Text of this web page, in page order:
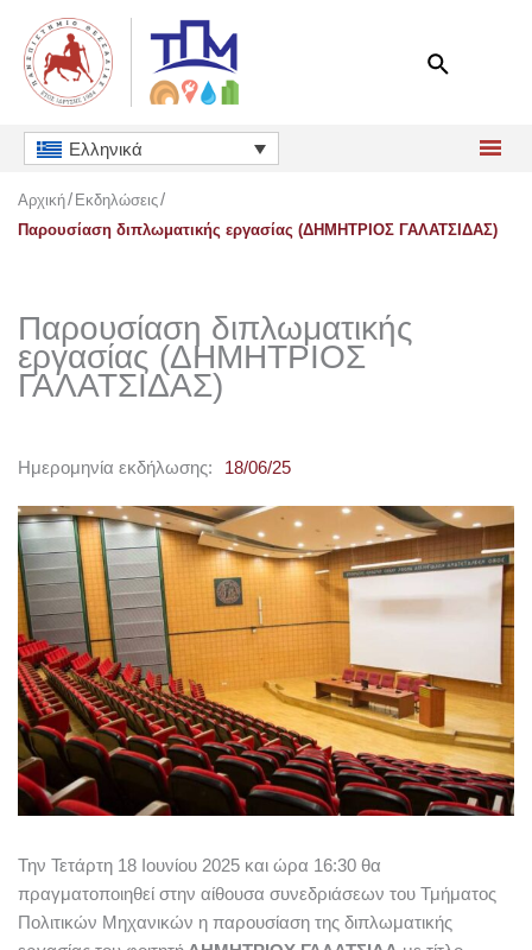
περιεχόμενο
Ελληνικά
Αρχική Εκδηλώσεις
Παρουσίαση διπλωματικής εργασίας (ΔΗΜΗΤΡΙΟΣ ΓΑΛΑΤΣΙΔΑΣ)
Παρουσίαση διπλωματικής
εργασίας (ΔΗΜΗΤΡΙΟΣ
ΓΑΛΑΤΣΙΔΑΣ)
Ημερομηνία εκδήλωσης: 18/06/25
Την Τετάρτη 18 Ιουνίου 2025 και ώρα 16:30 θα
πραγματοποιηθεί στην αίθουσα συνεδριάσεων του Τμήματος
Πολιτικών Μηχανικών η παρουσίαση της διπλωματικής